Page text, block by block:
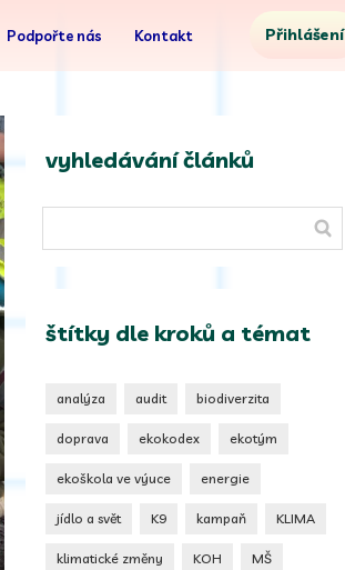
Podpořte nás Kontakt Přihlášení
vyhledávání článků
štítky dle kroků a témat
analýza audit biodiverzita
doprava ekokodex ekotým
ekoškola ve výuce energie
jídlo a svět K9 kampaň KLIMA
klimatické změny KOH MŠ